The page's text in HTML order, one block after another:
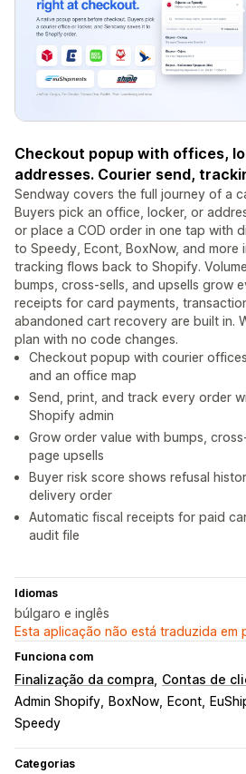
Checkout popup with offices,
addresses. Courier send,
Sendway covers the full journey of a
Buyers pick an office, locker, or
or place a COD order in one tap with
to Speedy, Econt, BoxNow, and more
tracking flows back to Shopify.
bumps, cross-sells, and upsells grow
receipts for card payments,
abandoned cart recovery are built in.
plan with no code changes.
Checkout popup with courier
and an office map
Send, print, and track every order
Shopify admin
Grow order value with bumps,
page upsells
Buyer risk score shows refusal
delivery order
Automatic fiscal receipts for paid
audit file
Idiomas
búlgaro e inglês
Esta aplicação não está traduzida em
Funciona com
Finalização da compra Contas de
Admin Shopify
BoxNow Econt
Speedy
Categorias